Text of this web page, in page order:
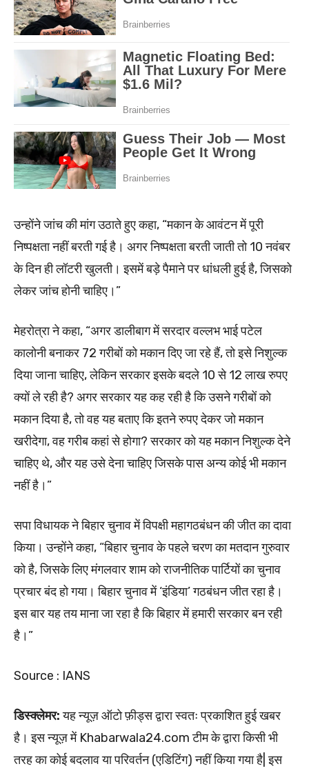
उन्होंने जांच की मांग उठाते हुए कहा, “मकान के आवंटन में पूरी
निष्पक्षता नहीं बरती गई है। अगर निष्पक्षता बरती जाती तो 10 नवंबर
के दिन ही लॉटरी खुलती। इसमें बड़े पैमाने पर धांधली हुई है, जिसको
लेकर जांच होनी चाहिए।”
मेहरोत्रा ने कहा, “अगर डालीबाग में सरदार वल्लभ भाई पटेल
कालोनी बनाकर 72 गरीबों को मकान दिए जा रहे हैं, तो इसे निशुल्क
दिया जाना चाहिए, लेकिन सरकार इसके बदले 10 से 12 लाख रुपए
क्यों ले रही है? अगर सरकार यह कह रही है कि उसने गरीबों को
मकान दिया है, तो वह यह बताए कि इतने रुपए देकर जो मकान
खरीदेगा, वह गरीब कहां से होगा? सरकार को यह मकान निशुल्क देने
चाहिए थे, और यह उसे देना चाहिए जिसके पास अन्य कोई भी मकान
नहीं है।”
सपा विधायक ने बिहार चुनाव में विपक्षी महागठबंधन की जीत का दावा
किया। उन्होंने कहा, “बिहार चुनाव के पहले चरण का मतदान गुरुवार
को है, जिसके लिए मंगलवार शाम को राजनीतिक पार्टियों का चुनाव
प्रचार बंद हो गया। बिहार चुनाव में ‘इंडिया’ गठबंधन जीत रहा है।
इस बार यह तय माना जा रहा है कि बिहार में हमारी सरकार बन रही
है।”
Source : IANS
डिस्क्लेमर:यह न्यूज़ ऑटो फ़ीड्स द्वारा स्वतः प्रकाशित हुई खबर
है। इस न्यूज़ में Khabarwala24.com टीम के द्वारा किसी भी
तरह का कोई बदलाव या परिवर्तन (एडिटिंग) नहीं किया गया है| इस